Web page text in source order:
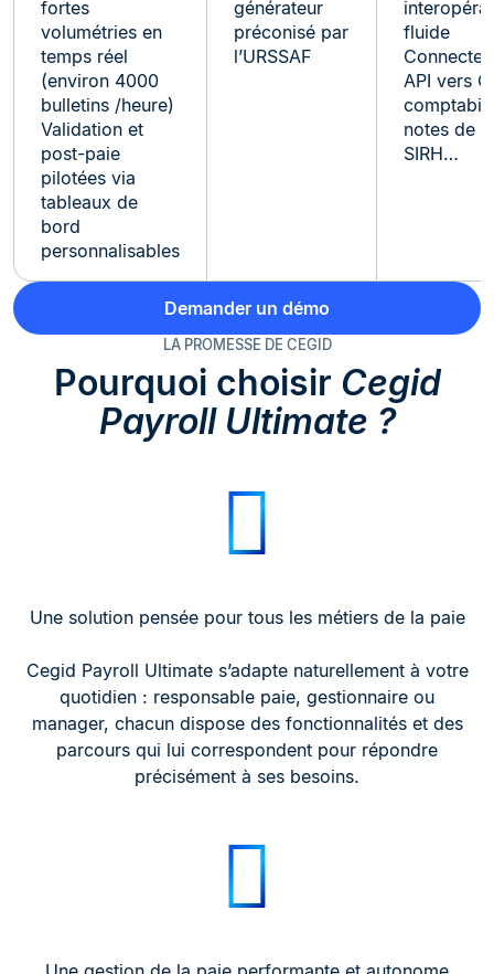
fortes
volumétries en
temps réel
(environ 4000
bulletins /heure)
Validation et
post-paie
pilotées via
tableaux de
bord
personnalisables
générateur
préconisé par
l’URSSAF
fluide
API vers
notes de
SIRH…
Demander un démo
LA PROMESSE DE CEGID
Pourquoi choisir Cegid
Payroll Ultimate ?
Une solution pensée pour tous les métiers de la paie
Cegid Payroll Ultimate s’adapte naturellement à votre
quotidien : responsable paie, gestionnaire ou
manager, chacun dispose des fonctionnalités et des
parcours qui lui correspondent pour répondre
précisément à ses besoins.